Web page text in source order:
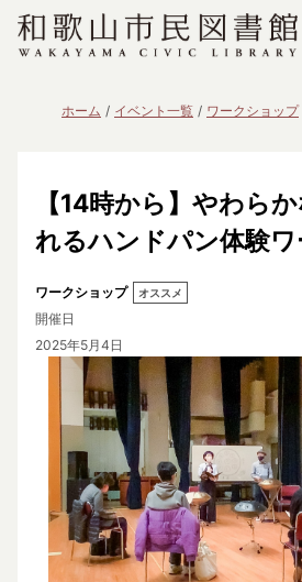
ホーム イベント一覧 ワークショップ
【14時から】やわら
れるハンドパン体験
ワークショップ オススメ
開催日
2025年5月4日